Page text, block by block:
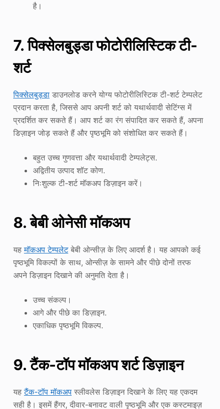
है।
7. पिक्सेलबुड्डा फोटोरीलिस्टिक टी-
शर्ट
पिक्सेलबुड्डाडाउनलोड करने योग्य फोटोरीलिस्टिक टी-शर्ट टेम्पलेट
प्रदान करता है, जिससे आप अपनी शर्ट को यथार्थवादी सेटिंग्स में
प्रदर्शित कर सकते हैं। आप शर्ट का रंग संपादित कर सकते हैं, अपना
डिज़ाइन जोड़ सकते हैं और पृष्ठभूमि को संशोधित कर सकते हैं।
बहुत उच्च गुणवत्ता और यथार्थवादी टेम्पलेट्स.
अद्वितीय उत्पाद शॉट कोण.
निःशुल्क टी-शर्ट मॉकअप डिज़ाइन करें।
8. बेबी ओनेसी मॉकअप
यहमॉकअप टेम्पलेटबेबी ओन्सीज़ के लिए आदर्श है। यह आपको कई
पृष्ठभूमि विकल्पों के साथ, ओन्सीज़ के सामने और पीछे दोनों तरफ
अपने डिज़ाइन दिखाने की अनुमति देता है।
उच्च संकल्प।
आगे और पीछे का डिज़ाइन.
एकाधिक पृष्ठभूमि विकल्प.
9. टैंक-टॉप मॉकअप शर्ट डिज़ाइन
यहटैंक-टॉप मॉकअपस्लीवलेस डिज़ाइन दिखाने के लिए यह एकदम
सही है। इसमें हैंगर, दीवार-बनावट वाली पृष्ठभूमि और एक कस्टमाइज़